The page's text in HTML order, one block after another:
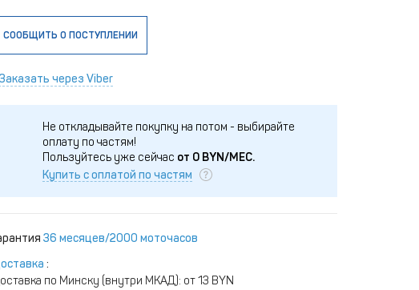
СООБЩИТЬ О ПОСТУПЛЕНИИ
через Viber
Не откладывайте покупку на потом - выбирайте
оплату по частям!
Пользуйтесь уже сейчас от 0BYN/МЕС.
Купить с оплатой по частям
36 месяцев/2000 моточасов
:
по Минску (внутри МКАД): от 13 BYN